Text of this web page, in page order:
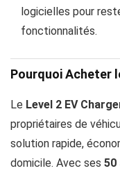
logicielles pour
fonctionnalités.
Pourquoi Acheter
Le Level 2 EV
propriétaires de
solution rapide,
domicile. Avec ses 50